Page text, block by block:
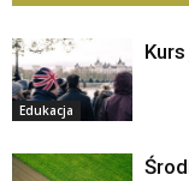
Edukacja